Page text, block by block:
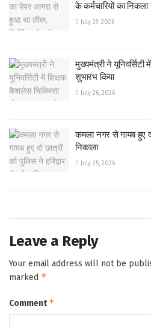
के कर्मचारियों का निकला
July 29, 2026
मुख्यमंत्री ने
शुभारंभ किया
July 26, 2026
कमला नगर से गायब हुए
निकाला
July 25, 2026
Leave a Reply
Your email address will not be
marked *
Comment*